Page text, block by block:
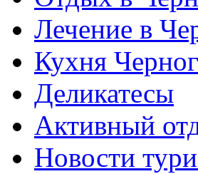
Лечение в
Кухня
Деликатесы
Активный
Новости